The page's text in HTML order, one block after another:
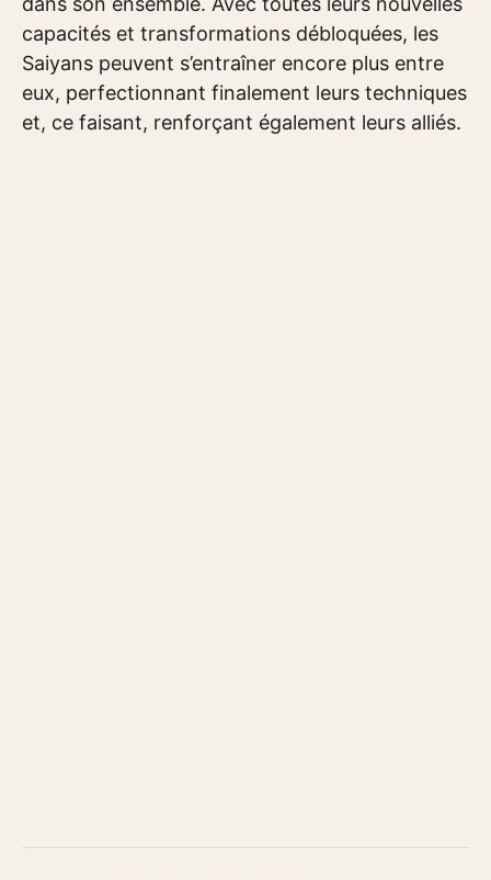
capacités et transformations débloquées, les
Saiyans peuvent s’entraîner encore plus entre
eux, perfectionnant finalement leurs techniques
et, ce faisant, renforçant également leurs alliés.